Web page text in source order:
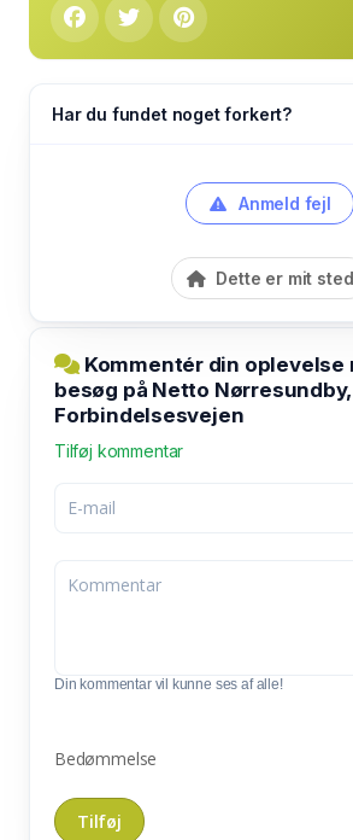
Har du fundet noget forkert?
Anmeld fejl
Dette er mit sted
Kommentér din oplevelse
besøg på Netto Nørresundby,
Forbindelsesvejen
Tilføj kommentar
Din kommentar vil kunne ses af alle!
Bedømmelse